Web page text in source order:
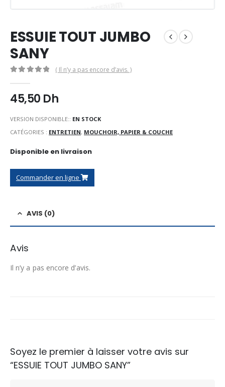
ESSUIE TOUT JUMBO
SANY
( Il n’y a pas encore d’avis. )
45,50 Dh
VERSION DISPONIBLE:: EN STOCK
CATÉGORIES : ENTRETIEN, MOUCHOIR, PAPIER & COUCHE
Disponible en livraison
Commander en ligne
AVIS (0)
Avis
Il n’y a pas encore d’avis.
Soyez le premier à laisser votre avis sur
“ESSUIE TOUT JUMBO SANY”